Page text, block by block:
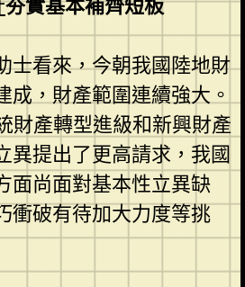
夯實基本補齊短板
士看來，今朝我國陸地財
成，財產範圍連續強大。
財產轉型進級和新興財產
異提出了更高請求，我國
面尚面對基本性立異缺
衝破有待加大力度等挑